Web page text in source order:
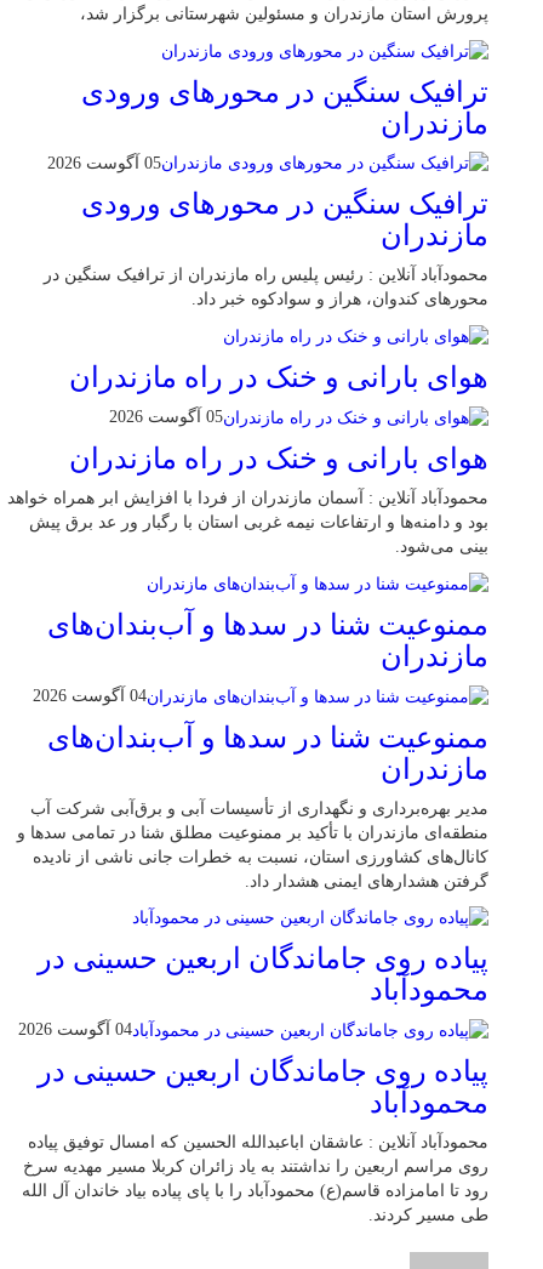
پرورش استان مازندران و مسئولین شهرستانی برگزار شد،
ترافیک سنگین در محور‌های ورودی
مازندران
05 آگوست 2026
ترافیک سنگین در محور‌های ورودی
مازندران
محمودآباد آنلاین : رئیس پلیس راه مازندران از ترافیک سنگین در
محور‌های کندوان، هراز و سوادکوه خبر داد.
هوای بارانی و خنک در راه مازندران
05 آگوست 2026
هوای بارانی و خنک در راه مازندران
محمودآباد آنلاین : آسمان مازندران از فردا با افزایش ابر همراه خواهد
بود و دامنه‌ها و ارتفاعات نیمه غربی استان با رگبار ور عد برق پیش
بینی می‌شود.
ممنوعیت شنا در سدها و آب‌بندان‌‌های
مازندران
04 آگوست 2026
ممنوعیت شنا در سدها و آب‌بندان‌‌های
مازندران
مدیر بهره‌برداری و نگهداری از تأسیسات آبی و برق‌آبی شرکت آب
منطقه‌ای مازندران با تأکید بر ممنوعیت مطلق شنا در تمامی سدها و
کانال‌های کشاورزی استان، نسبت به خطرات جانی ناشی از نادیده
گرفتن هشدارهای ایمنی هشدار داد.
پیاده روی جاماندگان اربعین حسینی در
محمودآباد
04 آگوست 2026
پیاده روی جاماندگان اربعین حسینی در
محمودآباد
محمودآباد آنلاین : عاشقان اباعبدالله الحسین که امسال توفیق پیاده
روی مراسم اربعین را نداشتند به یاد زائران کربلا مسیر مهدیه سرخ
رود تا امامزاده قاسم(ع) محمودآباد را با پای پیاده بیاد خاندان آل الله
طی مسیر کردند.